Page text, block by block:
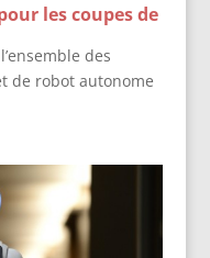
les coupes de
des
de robot autonome